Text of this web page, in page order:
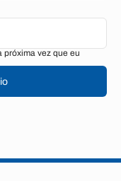
próxima vez que eu